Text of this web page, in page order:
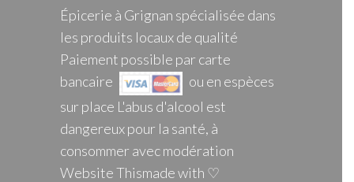
Épicerie à Grignan spécialisée dans
les produits locaux de qualité
Paiement possible par carte
bancaire
ou en espèces
sur place L'abus d'alcool est
dangereux pour la santé, à
consommer avec modération
Website Thismade with ♡